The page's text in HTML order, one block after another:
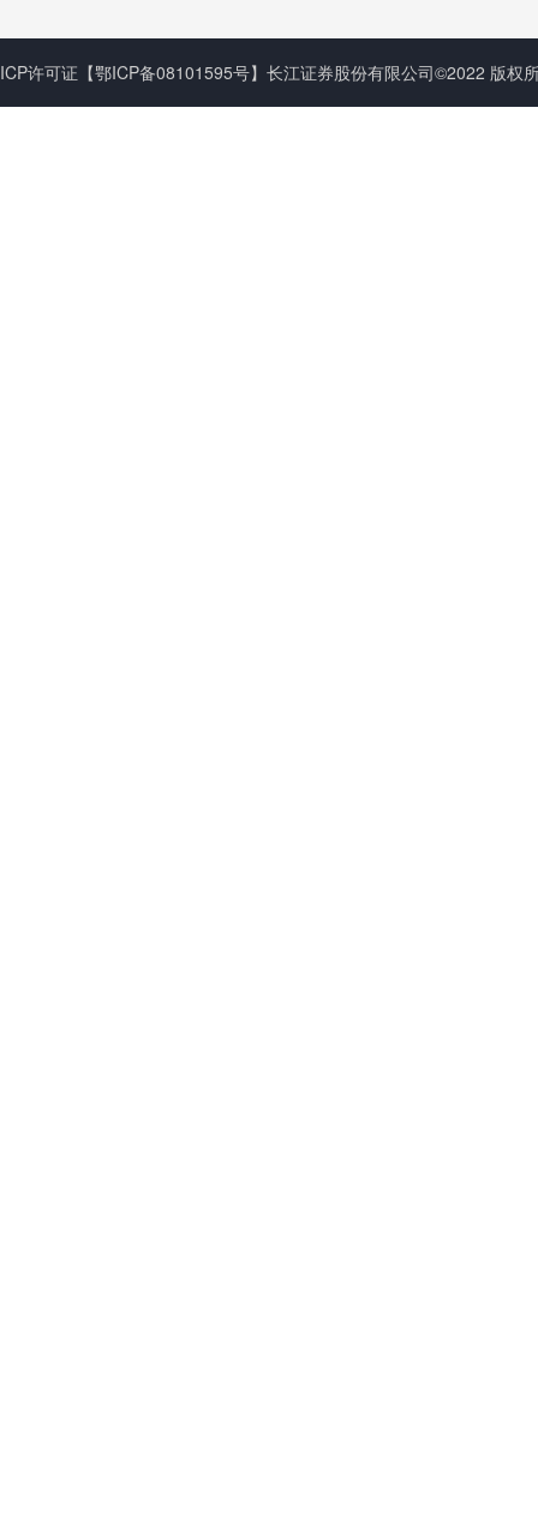
ICP许可证 【鄂ICP备08101595号】 长江证券股份有限公司©2022 版权